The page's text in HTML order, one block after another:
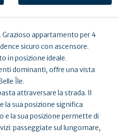
appartamento per 4
sicuro con ascensore.
in posizione ideale.
dominanti, offre una vista
Île.
attraversare la strada. Il
la sua posizione significa
e la sua posizione permette di
passeggiate sul lungomare,